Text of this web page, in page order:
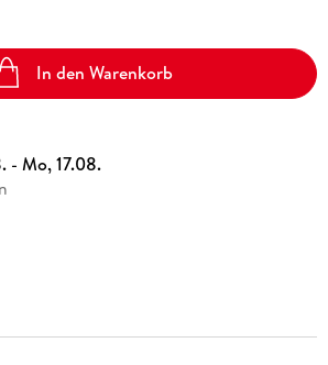
In den Warenkorb
- Mo, 17.08.